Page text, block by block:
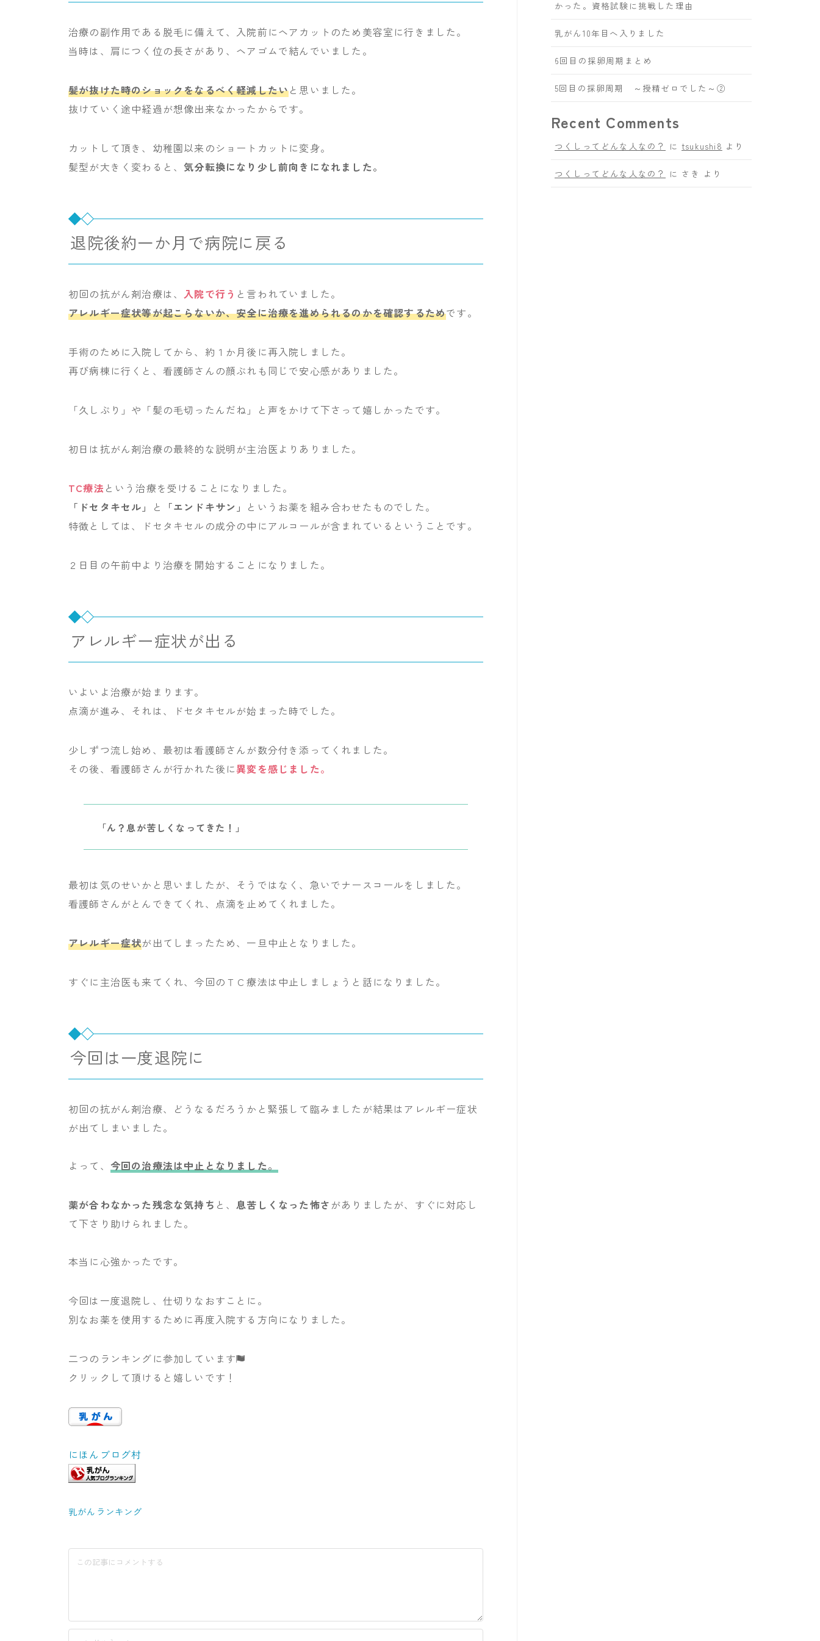
治療の副作用である脱毛に備えて、入院前にヘアカットのため美容室に行きました。
当時は、肩につく位の長さがあり、ヘアゴムで結んでいました。
髪が抜けた時のショックをなるべく軽減したいと思いました。
抜けていく途中経過が想像出来なかったからです。
カットして頂き、幼稚園以来のショートカットに変身。
髪型が大きく変わると、気分転換になり少し前向きになれました。
退院後約一か月で病院に戻る
初回の抗がん剤治療は、入院で行う と言われていました。
アレルギー症状等が起こらないか、安全に治療を進められるのかを確認するためです。
手術のために入院してから、約１か月後に再入院しました。
再び病棟に行くと、看護師さんの顔ぶれも同じで安心感がありました。
「久しぶり」や「髪の毛切ったんだね」と声をかけて下さって嬉しかったです。
初日は抗がん剤治療の最終的な説明が主治医よりありました。
TC療法 という治療を受けることになりました。
「ドセタキセル」
と 「エンドキサン」 というお薬を組み合わせたものでした。
特徴としては、ドセタキセルの成分の中にアルコールが含まれているということです。
２日目の午前中より治療を開始することになりました。
アレルギー症状が出る
いよいよ治療が始まります。
点滴が進み、それは、ドセタキセルが始まった時でした。
少しずつ流し始め、最初は看護師さんが数分付き添ってくれました。
その後、看護師さんが行かれた後に異変を感じました。
「ん？息が苦しくなってきた！」
最初は気のせいかと思いましたが、そうではなく、急いでナースコールをしました。
看護師さんがとんできてくれ、点滴を止めてくれました。
アレルギー症状が出てしまったため、一旦中止となりました。
すぐに主治医も来てくれ、今回のＴＣ療法は中止しましょうと話になりました。
今回は一度退院に
初回の抗がん剤治療、どうなるだろうかと緊張して臨みましたが結果はアレルギー症状
が出てしまいました。
よって、 今回の治療法は中止となりました。
薬が合わなかった残念な気持ち と、息苦しくなった怖さ がありましたが、すぐに対応し
て下さり助けられました。
本当に心強かったです。
今回は一度退院し、仕切りなおすことに。
別なお薬を使用するために再度入院する方向になりました。
二つのランキングに参加しています
クリックして頂けると嬉しいです！
にほんブログ村
乳がんランキング
かった。資格試験に挑戦した理由
乳がん10年目へ入りました
6回目の採卵周期まとめ
5回目の採卵周期 ～授精ゼロでした～②
Recent Comments
つくしってどんな人なの？ にtsukushi8 より
つくしってどんな人なの？ に さき より